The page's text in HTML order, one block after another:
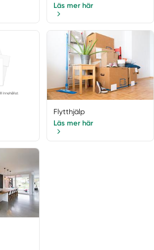
Läs mer här
Flytthjälp
Läs mer här